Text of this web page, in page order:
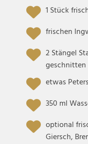
1 Stück
frischen
2 Stängel
geschnitten
etwas
350 ml
optional
Giersch,